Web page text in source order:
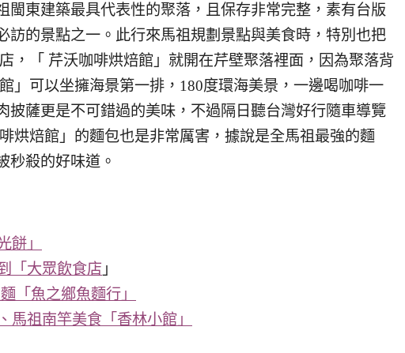
閩東建築最具代表性的聚落，且保存非常完整，素有台版
訪的景點之一。此行來馬祖規劃景點與美食時，特別也把
，「 芹沃咖啡烘焙館」就開在芹壁聚落裡面，因為聚落背
」可以坐擁海景第一排，180度環海美景，一邊喝咖啡一
披薩更是不可錯過的美味，不過隔日聽台灣好行隨車導覽
烘焙館」的麵包也是非常厲害，據說是全馬祖最強的麵
秒殺的好味道。
餅」
「大眾飲食店 」
「魚之鄉魚麵行」
馬祖南竿美食「香林小館」